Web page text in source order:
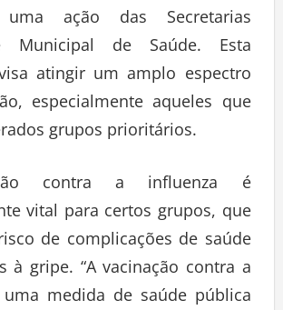
uma ação das Secretarias
Municipal de Saúde. Esta
atingir um amplo espectro
especialmente aqueles que
grupos prioritários.
contra a influenza é
vital para certos grupos, que
de complicações de saúde
à gripe. “A vacinação contra a
medida de saúde pública